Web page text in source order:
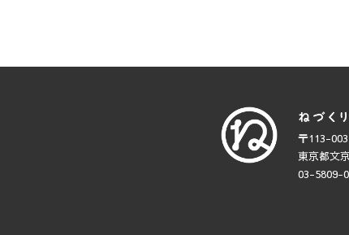
〒113-
東京都文
03-5809-